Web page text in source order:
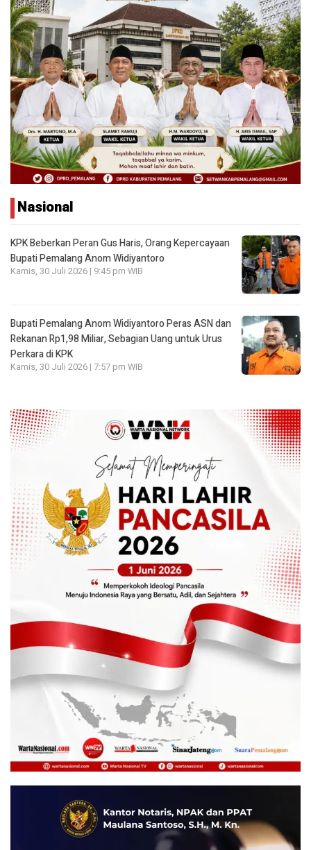
Nasional
KPK Beberkan Peran Gus Haris, Orang Kepercayaan
Bupati Pemalang Anom Widiyantoro
Kamis, 30 Juli 2026 | 9:45 pm WIB
Bupati Pemalang Anom Widiyantoro Peras ASN dan
Rekanan Rp1,98 Miliar, Sebagian Uang untuk Urus
Perkara di KPK
Kamis, 30 Juli 2026 | 7:57 pm WIB